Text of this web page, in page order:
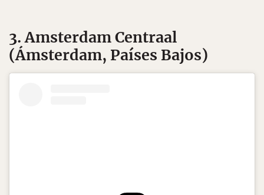
3. Amsterdam Centraal
(Ámsterdam, Países Bajos)